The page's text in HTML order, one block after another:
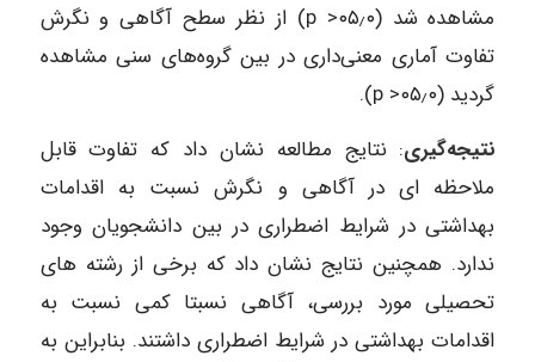
مشاهده شد (۰۵٫۰< p) از نظر سطح آگاهی و نگرش
تفاوت آماری معنی‌داری در بین گروه‌های سنی مشاهده
گردید (۰۵٫۰< p).
نتیجه‌گیری: نتایج مطالعه نشان داد که تفاوت قابل
ملاحظه ای در آگاهی و نگرش نسبت به اقدامات
بهداشتی در شرایط اضطراری در بین دانشجویان وجود
ندارد. همچنین نتایج نشان داد که برخی از رشته های
تحصیلی مورد بررسی، آگاهی نسبتا کمی نسبت به
اقدامات بهداشتی در شرایط اضطراری داشتند. بنابراین به